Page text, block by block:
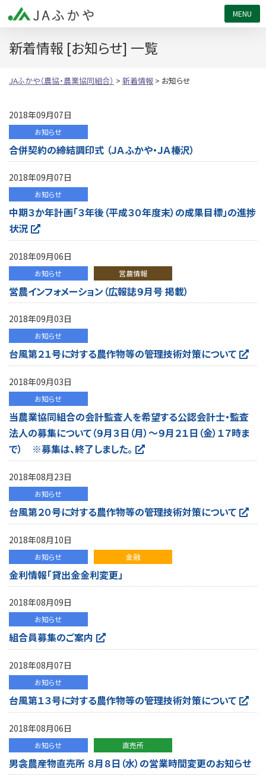
新着情報 [お知らせ] 一覧
JAふかや（農協・農業協同組合） > 新着情報 > お知らせ
2018年09月07日
お知らせ
合併契約の締結調印式 （ＪＡふかや・ＪＡ榛沢）
2018年09月07日
お知らせ
中期３か年計画「３年後（平成３０年度末）の成果目標」の進捗
状況
2018年09月06日
お知らせ 営農情報
営農インフォメーション（広報誌９月号 掲載）
2018年09月03日
お知らせ
台風第２１号に対する農作物等の管理技術対策について
2018年09月03日
お知らせ
当農業協同組合の会計監査人を希望する公認会計士・監査
法人の募集について（９月３日（月）～９月２１日（金）１７時ま
で） ※募集は、終了しました。
2018年08月23日
お知らせ
台風第２０号に対する農作物等の管理技術対策について
2018年08月10日
お知らせ 金融
金利情報「貸出金金利変更」
2018年08月09日
お知らせ
組合員募集のご案内
2018年08月07日
お知らせ
台風第１３号に対する農作物等の管理技術対策について
2018年08月06日
お知らせ 直売所
男衾農産物直売所 ８月８日（水）の営業時間変更のお知らせ